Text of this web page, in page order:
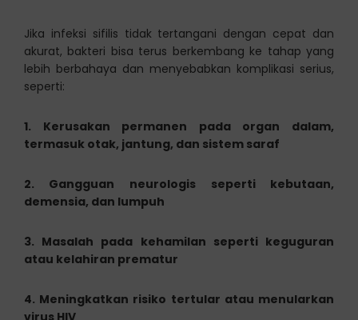
Jika infeksi sifilis tidak tertangani dengan cepat dan
akurat, bakteri bisa terus berkembang ke tahap yang
lebih berbahaya dan menyebabkan komplikasi serius,
seperti:
1. Kerusakan permanen pada organ dalam,
termasuk otak, jantung, dan sistem saraf
2. Gangguan neurologis seperti kebutaan,
demensia, dan lumpuh
3. Masalah pada kehamilan seperti keguguran
atau kelahiran prematur
4. Meningkatkan risiko tertular atau menularkan